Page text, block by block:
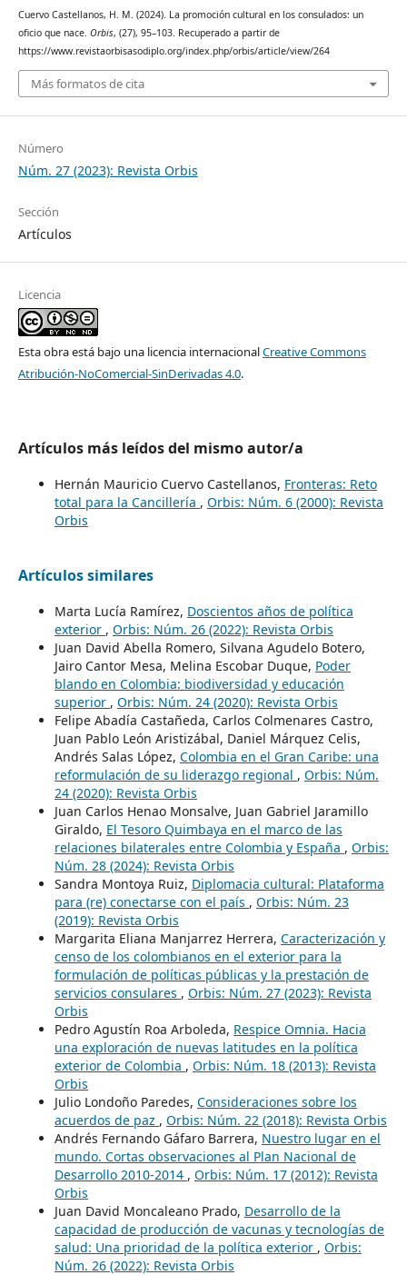
Cuervo Castellanos, H. M. (2024). La promoción cultural en los consulados: un
oficio que nace. Orbis, (27), 95–103. Recuperado a partir de
https://www.revistaorbisasodiplo.org/index.php/orbis/article/view/264
Más formatos de cita
Número
Núm. 27 (2023): Revista Orbis
Sección
Artículos
Licencia
Esta obra está bajo una licencia internacionalCreative Commons
Atribución-NoComercial-SinDerivadas 4.0.
Artículos más leídos del mismo autor/a
Hernán Mauricio Cuervo Castellanos, Fronteras: Reto
total para la Cancillería , Orbis: Núm. 6 (2000): Revista
Orbis
Artículos similares
Marta Lucía Ramírez, Doscientos años de política
exterior , Orbis: Núm. 26 (2022): Revista Orbis
Juan David Abella Romero, Silvana Agudelo Botero,
Jairo Cantor Mesa, Melina Escobar Duque, Poder
blando en Colombia: biodiversidad y educación
superior , Orbis: Núm. 24 (2020): Revista Orbis
Felipe Abadía Castañeda, Carlos Colmenares Castro,
Juan Pablo León Aristizábal, Daniel Márquez Celis,
Andrés Salas López, Colombia en el Gran Caribe: una
reformulación de su liderazgo regional , Orbis: Núm.
24 (2020): Revista Orbis
Juan Carlos Henao Monsalve, Juan Gabriel Jaramillo
Giraldo, El Tesoro Quimbaya en el marco de las
relaciones bilaterales entre Colombia y España , Orbis:
Núm. 28 (2024): Revista Orbis
Sandra Montoya Ruiz, Diplomacia cultural: Plataforma
para (re) conectarse con el país , Orbis: Núm. 23
(2019): Revista Orbis
Margarita Eliana Manjarrez Herrera, Caracterización y
censo de los colombianos en el exterior para la
formulación de políticas públicas y la prestación de
servicios consulares , Orbis: Núm. 27 (2023): Revista
Orbis
Pedro Agustín Roa Arboleda, Respice Omnia. Hacia
una exploración de nuevas latitudes en la política
exterior de Colombia , Orbis: Núm. 18 (2013): Revista
Orbis
Julio Londoño Paredes, Consideraciones sobre los
acuerdos de paz , Orbis: Núm. 22 (2018): Revista Orbis
Andrés Fernando Gáfaro Barrera, Nuestro lugar en el
mundo. Cortas observaciones al Plan Nacional de
Desarrollo 2010-2014 , Orbis: Núm. 17 (2012): Revista
Orbis
Juan David Moncaleano Prado, Desarrollo de la
capacidad de producción de vacunas y tecnologías de
salud: Una prioridad de la política exterior , Orbis:
Núm. 26 (2022): Revista Orbis